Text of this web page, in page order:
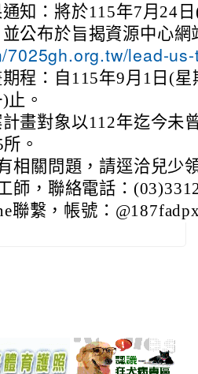
知：將於115年7月24
公布於旨揭資源中心網
7025gh.org.tw/lead-
程：自115年9月1日(
止。
計畫對象以112年迄今未
。
相關問題，請逕洽兒少
師，聯絡電話：
聯繫，帳號：
link
to
link